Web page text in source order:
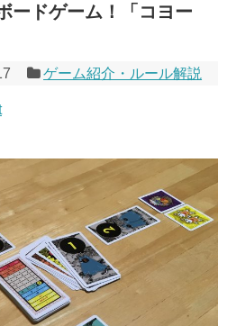
ードゲーム！「コヨー
ゲーム紹介・ルール解説